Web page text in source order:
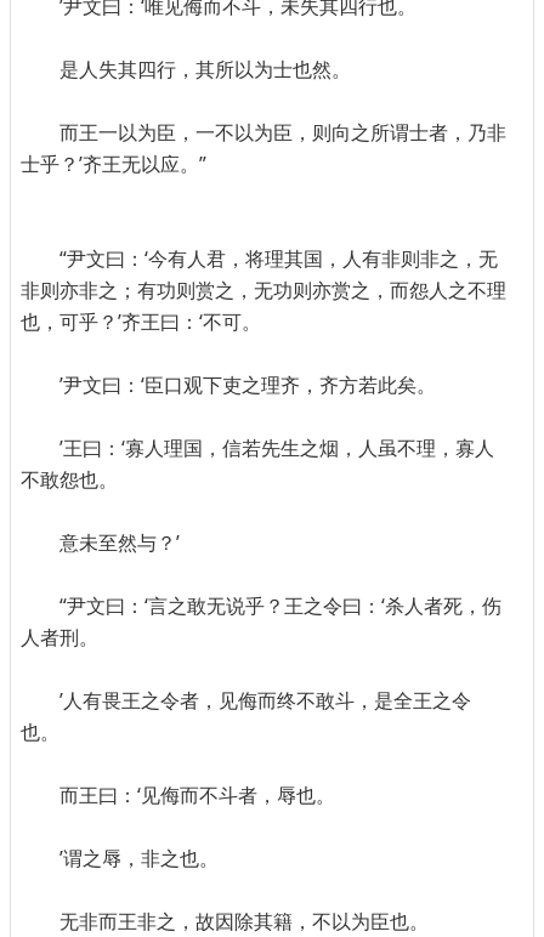
’尹文曰：‘唯见侮而不斗，未失其四行也。
是人失其四行，其所以为士也然。
而王一以为臣，一不以为臣，则向之所谓士者，乃非
士乎？’齐王无以应。”
“尹文曰：‘今有人君，将理其国，人有非则非之，无
非则亦非之；有功则赏之，无功则亦赏之，而怨人之不理
也，可乎？’齐王曰：‘不可。
’尹文曰：‘臣口观下吏之理齐，齐方若此矣。
’王曰：‘寡人理国，信若先生之烟，人虽不理，寡人
不敢怨也。
意未至然与？’
“尹文曰：‘言之敢无说乎？王之令曰：‘杀人者死，伤
人者刑。
’人有畏王之令者，见侮而终不敢斗，是全王之令
也。
而王曰：‘见侮而不斗者，辱也。
’谓之辱，非之也。
无非而王非之，故因除其籍，不以为臣也。